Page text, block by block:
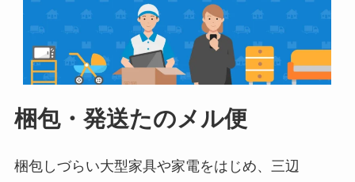
梱包・発送たのメル便
梱包しづらい大型家具や家電をはじめ、三辺